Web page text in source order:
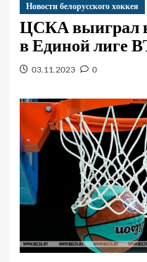
Новости белорусского хоккея
ЦСКА выиграл
в Единой лиге
03.11.2023 0